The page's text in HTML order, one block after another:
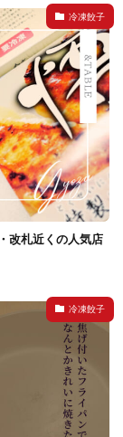
冷凍餃子
改札近くの人気店
冷凍餃子